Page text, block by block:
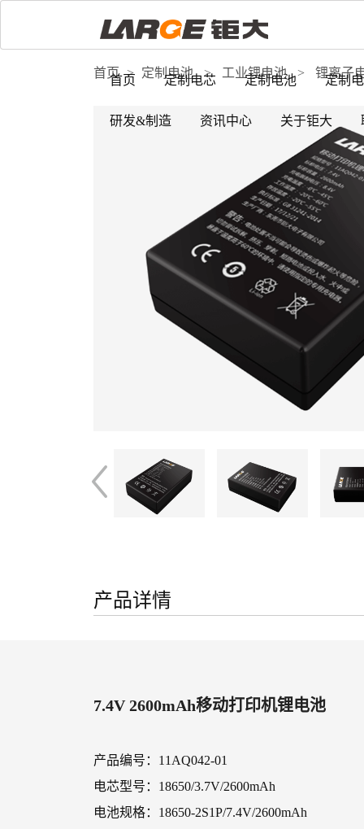
首页 定制电芯 定制电池 定制
研发&制造 资讯中心 关于钜大
首页 > 定制电池 > 工业锂电池 > 锂离子
产品详情
7.4V 2600mAh移动打印机锂电池
产品编号：11AQ042-01
电芯型号：18650/3.7V/2600mAh
电池规格：18650-2S1P/7.4V/2600mAh